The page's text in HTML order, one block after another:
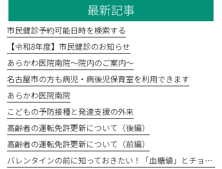
最新記事
市民健診予約可能日時を検索する
【令和8年度】市民健診のお知らせ
あらかわ医院南院～院内のご案内～
名古屋市の方も病児・病後児保育室を利用できます
あらかわ医院南院
こどもの予防接種と発達支援の外来
高齢者の運転免許更新について（後編）
高齢者の運転免許更新について（前編）
バレンタインの前に知っておきたい！「血糖値」とチョコレートの食べ方